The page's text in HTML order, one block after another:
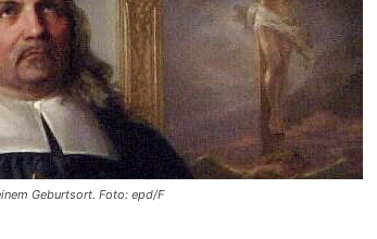
Geburtsort. Foto: epd/F